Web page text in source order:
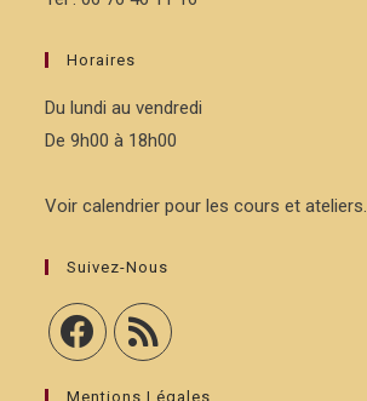
Horaires
Du lundi au vendredi
De 9h00 à 18h00
Voir calendrier pour les cours et ateliers.
Suivez-Nous
Mentions Légales